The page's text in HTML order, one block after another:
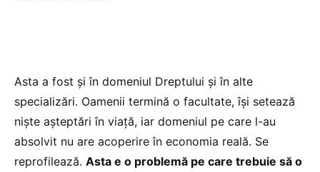
Asta a fost și în domeniul Dreptului și în alte
specializări. Oamenii termină o facultate, îşi setează
nişte aşteptări în viaţă, iar domeniul pe care l-au
absolvit nu are acoperire în economia reală. Se
reprofilează. Asta e o problemă pe care trebuie să o